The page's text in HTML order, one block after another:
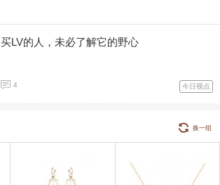
买LV的人，未必了解它的野心
4 今日视点
换一组